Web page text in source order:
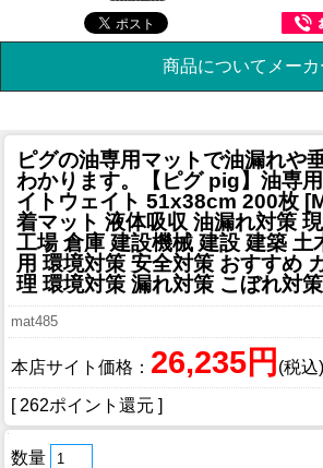
商品についてメー
ピグの油専用マットで油漏れや
わかります。
【ピグ pig】油専
イトウェイト 51x38cm 200枚
着マット 液体吸収 油漏れ対策
工場 倉庫 建設機械 建設 建築 土
用 環境対策 安全対策 おすすめ
理 環境対策 漏れ対策 こぼれ対
mat485
本店サイト価格： 26,235円 (税込)
[ 262ポイント還元 ]
数量